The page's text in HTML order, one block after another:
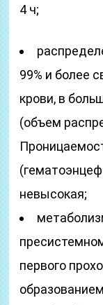
4 ч;
99% и более
крови, в
(объем
невысокая;
первого